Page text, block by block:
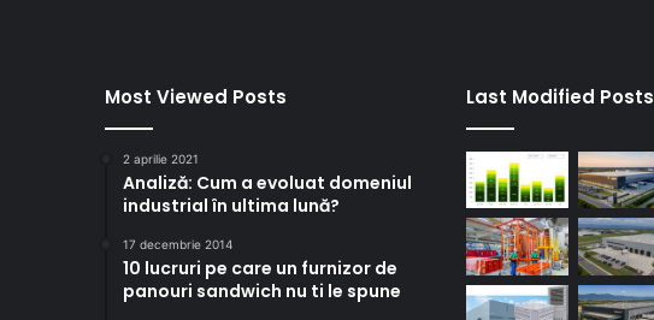
Most Viewed Posts
2 aprilie 2021
Analiză: Cum a evoluat domeniul
industrial în ultima lună?
17 decembrie 2014
10 lucruri pe care un furnizor de
panouri sandwich nu ti le spune
Last Modified Posts